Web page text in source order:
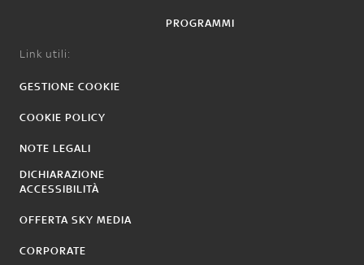
PROGRAMMI
Link utili:
GESTIONE COOKIE
COOKIE POLICY
NOTE LEGALI
DICHIARAZIONE
ACCESSIBILITÀ
OFFERTA SKY MEDIA
CORPORATE